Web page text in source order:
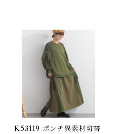
K53119 ポンチ異素材切替